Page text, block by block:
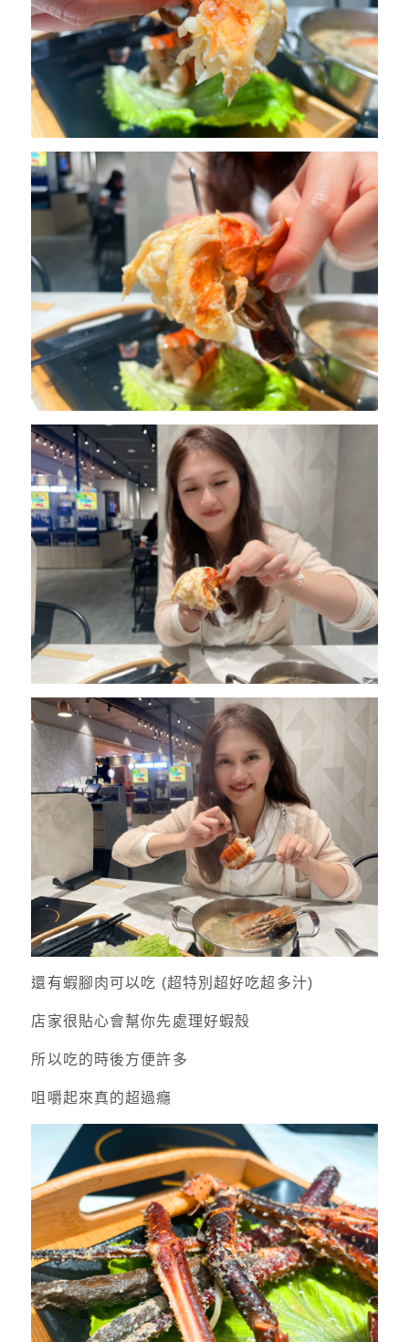
還有蝦腳肉可以吃 (超特別超好吃超多汁)
店家很貼心會幫你先處理好蝦殼
所以吃的時後方便許多
咀嚼起來真的超過癮